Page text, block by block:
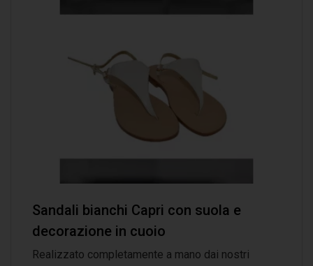
Sandali bianchi Capri con suola e
decorazione in cuoio
Realizzato completamente a mano dai nostri